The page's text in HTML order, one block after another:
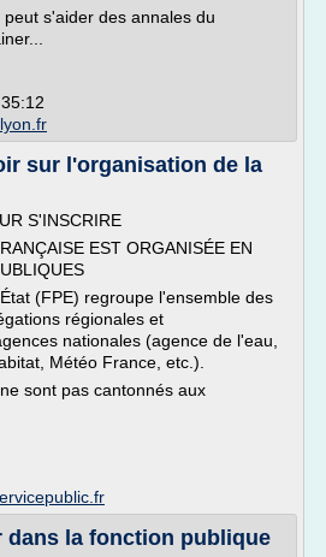
s'aider des annales du
sur l'organisation de la
S'INSCRIRE
EST ORGANISÉE EN
(FPE) regroupe l'ensemble des
régionales et
nationales (agence de l'eau,
Météo France, etc.).
sont pas cantonnés aux
dans la fonction publique